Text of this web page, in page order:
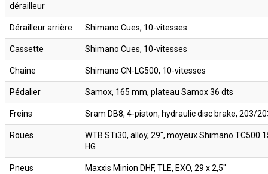
dérailleur
Dérailleur arrière Shimano Cues, 10-vitesses
Cassette Shimano Cues, 10-vitesses
Chaîne Shimano CN-LG500, 10-vitesses
Pédalier Samox, 165 mm, plateau Samox 36 dts
Freins Sram DB8, 4-piston, hydraulic disc brake, 203/
Roues
WTB STi30, alloy, 29", moyeux Shimano TC500
HG
Pneus Maxxis Minion DHF, TLE, EXO, 29 x 2,5"